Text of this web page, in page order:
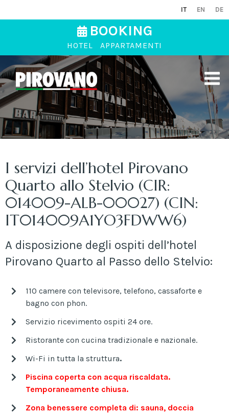
IT EN DE
BOOKING
HOTEL APPARTAMENTI
I servizi dell’hotel Pirovano
Quarto allo Stelvio (CIR:
014009-ALB-00027) (CIN:
IT014009A1YO3FDWW6)
A disposizione degli ospiti dell’hotel
Pirovano Quarto al Passo dello Stelvio:
110 camere con televisore, telefono, cassaforte e
bagno con phon.
Servizio ricevimento ospiti 24 ore.
Ristorante con cucina tradizionale e nazionale.
Wi-Fi in tutta la struttura.
Piscina coperta con acqua riscaldata.
Temporaneamente chiusa.
Zona benessere completa di: sauna, doccia